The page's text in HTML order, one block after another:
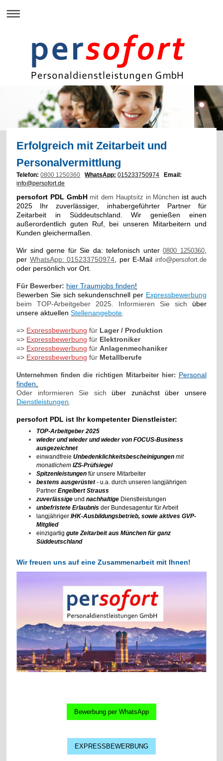
Erfolgreich mit Zeitarbeit und
Personalvermittlung
Telefon: 0800 1250360 WhatsApp: 015233750974
Email:
info@persofort.de
persofort PDL GmbHmit dem Hauptsitz in München ist auch
2025 Ihr zuverlässiger, inhabergeführter Partner für
Zeitarbeit in Süddeutschland. Wir genießen einen
außerordentlich guten Ruf, bei unseren Mitarbeitern und
Kunden gleichermaßen.
Wir sind gerne für Sie da: telefonisch unter 0800 1250360,
per WhatsApp: 015233750974 , per E-Mail info@persofort.de
oder persönlich vor Ort.
Für Bewerber: hier Traumjobs finden!
Bewerben Sie sich sekundenschnell per Expressbewerbung
beim TOP-Arbeitgeber 2025. Informieren Sie sich über
unsere aktuellenStellenangebote
=> Expressbewerbung für Lager / Produktion
=> Expressbewerbung für Elektroniker
=> Expressbewerbung fürAnlagenmechaniker
=> Expressbewerbung für Metallberufe
Unternehmen finden die richtigen Mitarbeiter hier: Personal
finden
Oder informieren Sie sich über zunächst über unsere
Dienstleistungen
persofort PDL ist Ihr kompetenter Dienstleister:
TOP-Arbeitgeber 2025
wieder und wieder und wieder von FOCUS-Business
ausgezeichnet
einwandfreieUnbedenklichkeitsbescheinigungen mit
monatlichemIZS-Prüfsiegel
Spitzenleistungen für unsere Mitarbeiter
bestens ausgerüstet- u.a. durch unseren langjährigen
PartnerEngelbert Strauss
zuverlässige undnachhaltige Dienstleistungen
unbefristete Erlaubnis der Bundesagentur für Arbeit
langjährigerIHK-Ausbildungsbetrieb, sowie aktives GVP-
Mitglied
einzigartiggute Zeitarbeit aus München für ganz
Süddeutschland
Wir freuen uns auf eine Zusammenarbeit mit Ihnen!
Bewerbung per WhatsApp
EXPRESSBEWERBUNG